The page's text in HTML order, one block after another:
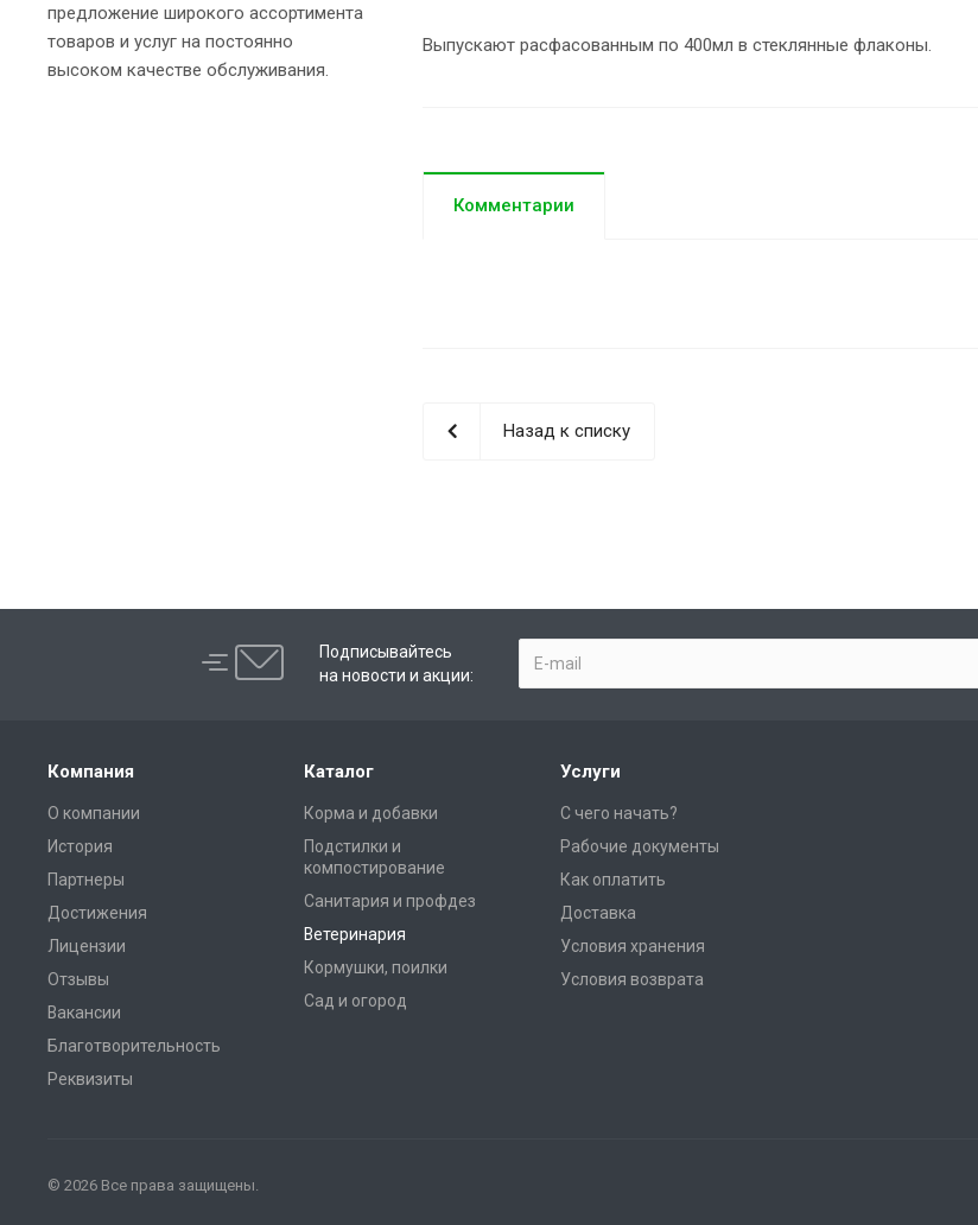
Выпускают расфасованным по 400мл в стеклянные флаконы.
Комментарии
Назад к списку
предложение широкого ассортимента
товаров и услуг на постоянно
высоком качестве обслуживания.
Подписывайтесь
на новости и акции:
Компания
О компании
История
Партнеры
Достижения
Лицензии
Отзывы
Вакансии
Благотворительность
Реквизиты
Каталог
Корма и добавки
Подстилки и
компостирование
Санитария и профдез
Ветеринария
Кормушки, поилки
Сад и огород
Услуги
С чего начать?
Рабочие документы
Как оплатить
Доставка
Условия хранения
Условия возврата
© 2026 Все права защищены.